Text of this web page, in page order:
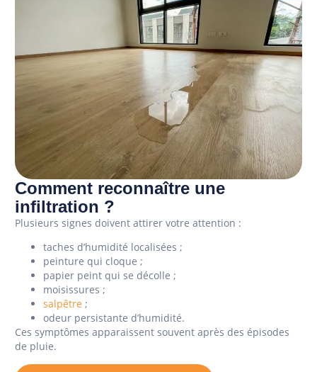
Comment reconnaître une
infiltration ?
Plusieurs signes doivent attirer votre attention :
taches d’humidité localisées ;
peinture qui cloque ;
papier peint qui se décolle ;
moisissures ;
salpêtre ;
odeur persistante d’humidité.
Ces symptômes apparaissent souvent après des épisodes
de pluie.